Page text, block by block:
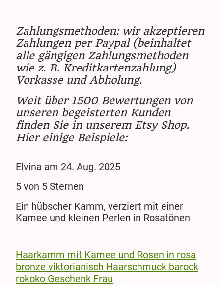
Zahlungsmethoden: wir akzeptieren
Zahlungen per Paypal (beinhaltet
alle gängigen Zahlungsmethoden
wie z. B. Kreditkartenzahlung)
Vorkasse und Abholung.
Weit über 1500 Bewertungen von
unseren begeisterten Kunden
finden Sie in unserem Etsy Shop.
Hier einige Beispiele:
Elvina am 24. Aug. 2025
5 von 5 Sternen
Ein hübscher Kamm, verziert mit einer
Kamee und kleinen Perlen in Rosatönen
Haarkamm mit Kamee und Rosen in rosa
bronze viktorianisch Haarschmuck barock
rokoko Geschenk Frau